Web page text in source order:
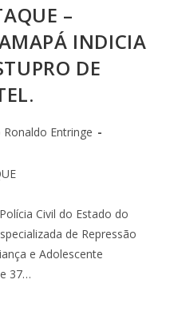
–
INDICIA
DE
Entringe
Civil do Estado do
de Repressão
e Adolescente
37…